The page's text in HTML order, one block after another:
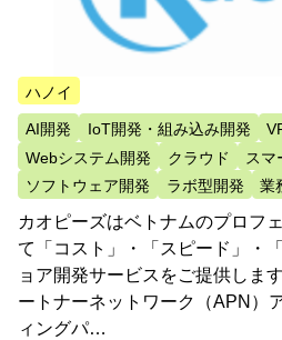
ハノイ
AI開発 IoT開発・組み込み開発
Webシステム開発
クラウド
スマ
ソフトウェア開発
ラボ型開発 業
カオピーズはベトナムのプロフ
て「コスト」・「スピード」・
ョア開発サービスをご提供しま
ートナーネットワーク（APN）
ィングパ…